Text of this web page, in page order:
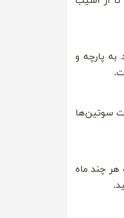
پارچه و
سوتین‌ها
چند ماه